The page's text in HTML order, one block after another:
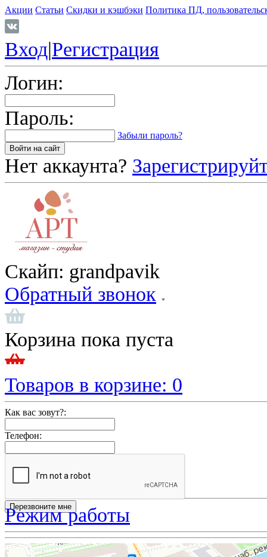
Акции Статьи Скидки и кэшбэки Политика ПД,
Вход|Регистрация
Логин:
Пароль:
Забыли пароль?
Нет аккаунта?
Скайп: grandpavik
Обратный звонок
Корзина пока пуста
Товаров в корзине: 0
Как вас зовут?:
Телефон:
Режим работы